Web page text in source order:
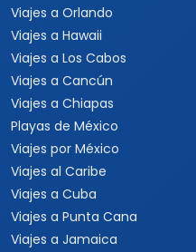
Viajes a Orlando
Viajes a Hawaii
Viajes a Los Cabos
Viajes a Cancún
Viajes a Chiapas
Playas de México
Viajes por México
Viajes al Caribe
Viajes a Cuba
Viajes a Punta Cana
Viajes a Jamaica